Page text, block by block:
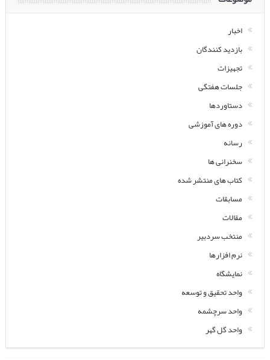
اخبار
بازدید کنندگان
تجهیزات
جلسات هفتگی
دستاوردها
دوره های آموزشی
رسانه
سخنرانی ها
کتاب های منتشر شده
مسابقات
مقالات
منتخب سردبیر
نرم افزارها
نمایشگاه
واحد تحقیق و توسعه
واحد سرچشمه
واحد گل گهر